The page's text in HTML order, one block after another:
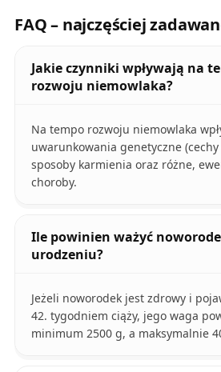
FAQ – najczęściej
Jakie czynniki wpływają na
rozwoju niemowlaka?
Na tempo rozwoju niemowlaka
uwarunkowania genetyczne
sposoby karmienia oraz różne,
choroby.
Ile powinien ważyć
urodzeniu?
Jeżeli noworodek jest zdrowy i
42. tygodniem ciąży, jego waga
minimum 2500 g, a maksymalnie